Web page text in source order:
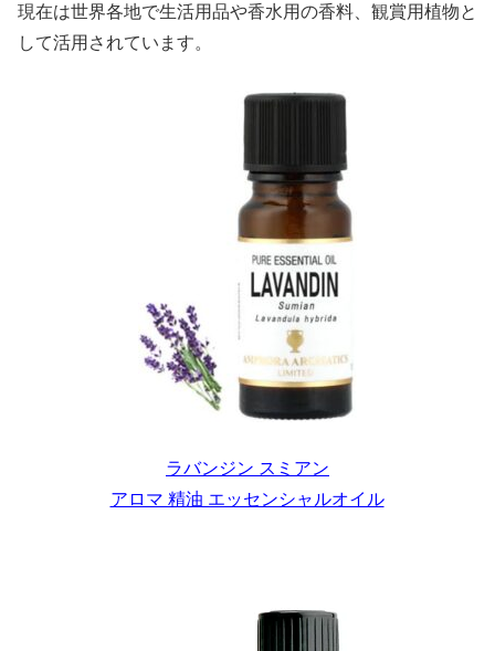
現在は世界各地で生活用品や香水用の香料、観賞用植物と
して活用されています。
ラバンジン スミアン
アロマ 精油 エッセンシャルオイル